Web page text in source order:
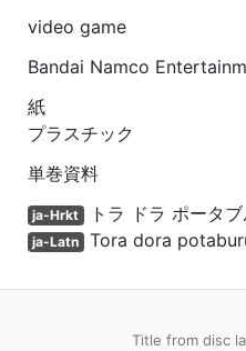
video game
Bandai Namco
紙
プラスチック
単巻資料
ja-Hrkt トラ ドラ ポータ
ja-Latn Tora dora
Title from disc